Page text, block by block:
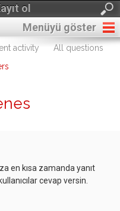
ol
Menüyü göster
activity
All questions
en kısa zamanda yanıt
cevap versin.